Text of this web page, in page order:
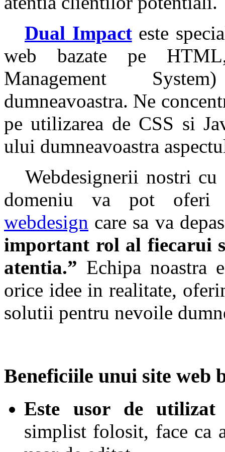
Dual Impacteste
web bazate pe
Management
dumneavoastra. Ne
pe utilizarea de CSS si
ului dumneavoastra
Webdesignerii nostri cu
domeniu va pot oferi
webdesign care sa va
important rol al fiecarui
atentia.” Echipa noastra
orice idee in realitate,
solutii pentru nevoile
Beneficiile unui site web
Este usor de utilizat
simplist folosit, face ca